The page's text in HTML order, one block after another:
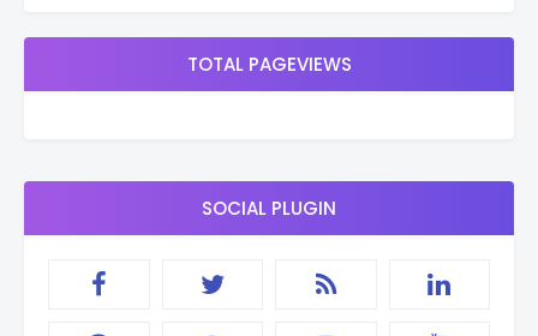
TOTAL PAGEVIEWS
SOCIAL PLUGIN